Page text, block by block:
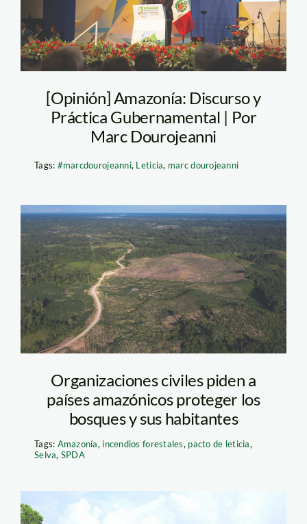
[Opinión] Amazonía: Discurso y
Práctica Gubernamental | Por
Marc Dourojeanni
Tags: #marcdourojeanni, Leticia, marc dourojeanni
Yurimaguas_Jeberos_8
Organizaciones civiles piden a
países amazónicos proteger los
bosques y sus habitantes
Tags: Amazonía, incendios forestales, pacto de leticia,
Selva, SPDA